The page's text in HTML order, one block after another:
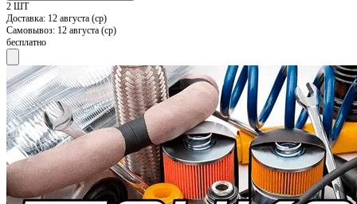
2 ШТ
Доставка: 12 августа (ср)
Самовывоз: 12 августа (ср)
бесплатно